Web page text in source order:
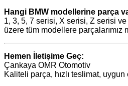
Hangi BMW modellerine parça
1, 3, 5, 7 serisi, X serisi, Z serisi
üzere tüm modellere parçalarımız
Hemen İletişime Geç:
Çankaya OMR Otomotiv
Kaliteli parça, hızlı teslimat,